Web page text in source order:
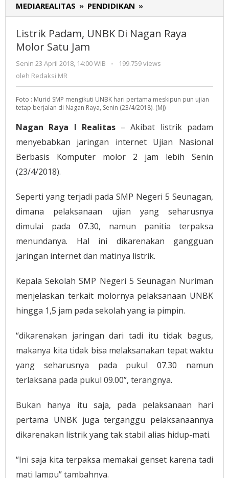
MEDIAREALITAS » PENDIDIKAN »
Padam,
UNBK
Di
Raya
Satu
Jam
Listrik Padam, UNBK Di Nagan Raya
Molor Satu Jam
Senin 23 April 2018, 14:00 WIB
oleh
-
199.759 views
oleh Redaksi MR
Foto : Murid SMP mengikuti UNBK hari pertama meskipun pun ujian
tetap berjalan di Nagan Raya, Senin (23/4/2018). (Mj)
Nagan Raya I Realitas– Akibat listrik padam
menyebabkan jaringan internet Ujian Nasional
Berbasis Komputer molor 2 jam lebih Senin
(23/4/2018).
Seperti yang terjadi pada SMP Negeri 5 Seunagan,
dimana pelaksanaan ujian yang seharusnya
dimulai pada 07.30, namun panitia terpaksa
menundanya. Hal ini dikarenakan gangguan
jaringan internet dan matinya listrik.
Kepala Sekolah SMP Negeri 5 Seunagan Nuriman
menjelaskan terkait molornya pelaksanaan UNBK
hingga 1,5 jam pada sekolah yang ia pimpin.
“dikarenakan jaringan dari tadi itu tidak bagus,
makanya kita tidak bisa melaksanakan tepat waktu
yang seharusnya pada pukul 07.30 namun
terlaksana pada pukul 09.00”, terangnya.
Bukan hanya itu saja, pada pelaksanaan hari
pertama UNBK juga terganggu pelaksanaannya
dikarenakan listrik yang tak stabil alias hidup-mati.
“Ini saja kita terpaksa memakai genset karena tadi
mati lampu” tambahnya.